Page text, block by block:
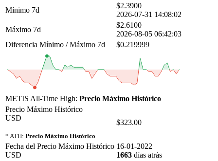
Mínimo 7d
$2.3900
2026-07-31 14:08:02
Máximo 7d
$2.6100
2026-08-05 06:42:03
Diferencia Mínimo / Máximo 7d
$0.219999
METIS All-Time High: Precio Máximo Histórico
Precio Máximo Histórico
USD
* ATH: Precio Máximo Histórico
$323.00
Fecha del Precio Máximo Histórico
USD
16-01-2022
1663 días atrás